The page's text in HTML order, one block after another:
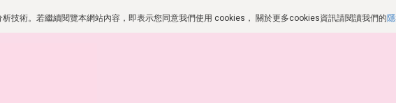
技術。若繼續閱覽本網站內容，即表示您同意我們使用 cookies， 關於更多cookies資訊請閱讀我們的